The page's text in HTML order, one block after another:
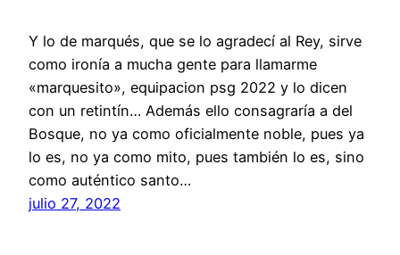
Y lo de marqués, que se lo agradecí al Rey, sirve
como ironía a mucha gente para llamarme
«marquesito», equipacion psg 2022 y lo dicen
con un retintín… Además ello consagraría a del
Bosque, no ya como oficialmente noble, pues ya
lo es, no ya como mito, pues también lo es, sino
como auténtico santo…
julio 27, 2022